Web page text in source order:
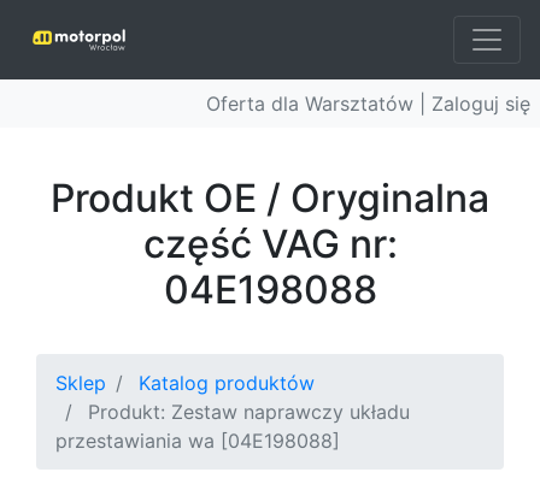
Oferta dla Warsztatów | Zaloguj się
Produkt OE / Oryginalna
część VAG nr:
04E198088
Sklep
Katalog produktów
Produkt: Zestaw naprawczy układu
przestawiania wa [04E198088]